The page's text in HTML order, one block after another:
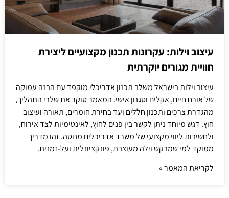
עיצוב וילות: עקרונות תכנון מקצועיים ליצירת
חוויית מגורים יוקרתית
עיצוב וילות בישראל משלב תכנון אדריכלי מוקפד עם הבנה עמוקה
של אורח חיים, אקלים וסגנון אישי. המאמר סוקר את שלבי התהליך,
מהגדרת צרכים ותכנון חללים ועד בחירת חומרים, תאורה ועיצוב
חוץ. דגש מיוחד ניתן לקשר בין פנים לחוץ, לאינטימיות לצד אירוח,
ולחשיבות ליווי מקצועי של משרד אדריכלים מנוסה. זהו מדריך
ממוקד למי שמבקש וילה מעוצבת, פונקציונלית ועל-זמנית.
לקריאת המאמר »